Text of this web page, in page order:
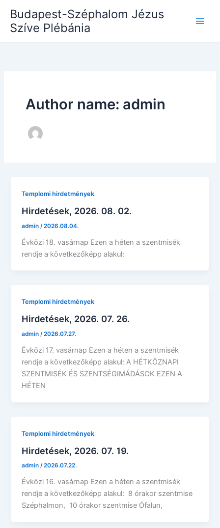
content
Budapest-Széphalom Jézus
Szíve Plébánia
Author name: admin
Templomi hirdetmények
Hirdetések, 2026. 08. 02.
admin /2026.08.04.
Évközi 18. vasárnap Ezen a héten a szentmisék
rendje a következőképp alakul:
Templomi hirdetmények
Hirdetések, 2026. 07. 26.
admin/2026.07.27.
Évközi 17. vasárnap Ezen a héten a szentmisék
rendje a következőképp alakul: A HÉTKÖZNAPI
SZENTMISÉK ÉS SZENTSÉGIMÁDÁSOK EZEN A
HÉTEN
Templomi hirdetmények
Hirdetések, 2026. 07. 19.
admin/2026.07.22.
Évközi 16. vasárnap Ezen a héten a szentmisék
rendje a következőképp alakul: 8 órakor szentmise
Széphalmon, 10 órakor szentmise Ófalun,